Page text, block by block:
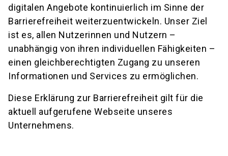
digitalen Angebote kontinuierlich im Sinne der
Barrierefreiheit weiterzuentwickeln. Unser Ziel
ist es, allen Nutzerinnen und Nutzern –
unabhängig von ihren individuellen Fähigkeiten –
einen gleichberechtigten Zugang zu unseren
Informationen und Services zu ermöglichen.
Diese Erklärung zur Barrierefreiheit gilt für die
aktuell aufgerufene Webseite unseres
Unternehmens.